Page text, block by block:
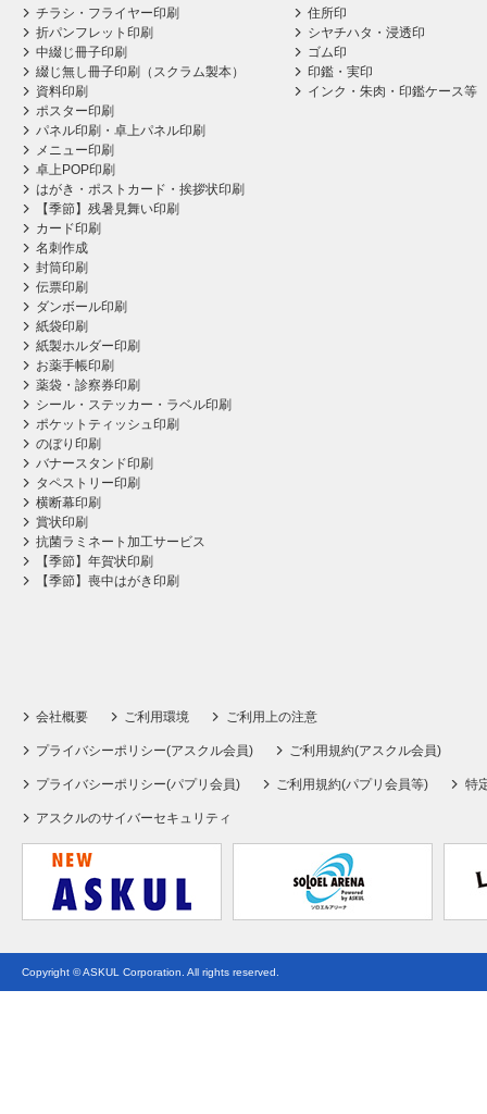
チラシ・フライヤー印刷
折パンフレット印刷
中綴じ冊子印刷
綴じ無し冊子印刷（スクラム製本）
資料印刷
ポスター印刷
パネル印刷・卓上パネル印刷
メニュー印刷
卓上POP印刷
はがき・ポストカード・挨拶状印刷
【季節】残暑見舞い印刷
カード印刷
名刺作成
封筒印刷
伝票印刷
ダンボール印刷
紙袋印刷
紙製ホルダー印刷
お薬手帳印刷
薬袋・診察券印刷
シール・ステッカー・ラベル印刷
ポケットティッシュ印刷
のぼり印刷
バナースタンド印刷
タペストリー印刷
横断幕印刷
賞状印刷
抗菌ラミネート加工サービス
【季節】年賀状印刷
【季節】喪中はがき印刷
住所印
シヤチハタ・浸透印
ゴム印
印鑑・実印
インク・朱肉・印鑑ケース等
会社概要 ご利用環境 ご利用上の注意
プライバシーポリシー(アスクル会員) ご利用規約(アスクル会員)
プライバシーポリシー(パプリ会員) ご利用規約(パプリ会員等) 特
アスクルのサイバーセキュリティ
Copyright © ASKUL Corporation. All rights reserved.